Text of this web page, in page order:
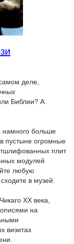
деле,
Библии? А
намного больше
пустыне огромные
плит
модулей
любую
в музей.
ХХ века,
на
визитах